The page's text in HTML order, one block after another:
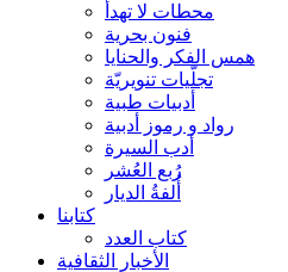
محطات لا تهدأ
فنون بحرية
همس الفكر والحنايا
تجلّيات تنويريّة
أدبيات طبية
رواد و رموز أدبية
أدب السيرة
رُبع العُشر
أُلفةُ الديار
كتابنا
كتاب العدد
الأخبار الثقافية